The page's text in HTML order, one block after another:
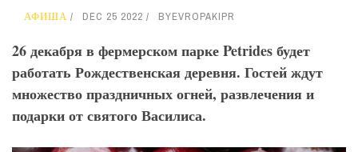
АФИША DEC 25 2022 BYEVROPAKIPR
26 декабря в фермерском парке Petrides будет
работать Рождественская деревня. Гостей ждут
множество праздничных огней, развлечения и
подарки от святого Василиса.